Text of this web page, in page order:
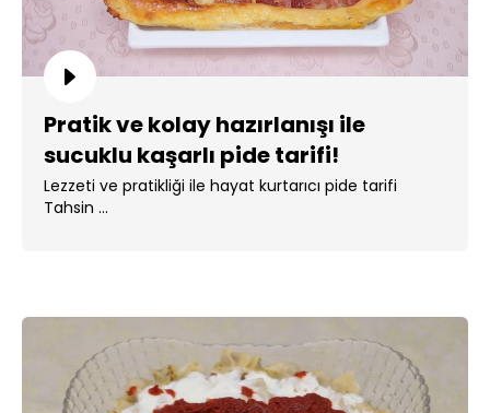
Pratik ve kolay hazırlanışı ile
sucuklu kaşarlı pide tarifi!
Lezzeti ve pratikliği ile hayat kurtarıcı pide tarifi
Tahsin ...